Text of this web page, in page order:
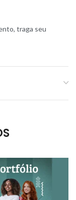
traga seu